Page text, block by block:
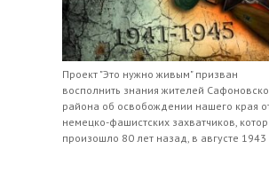
Проект "Это нужно живым" призван
восполнить знания жителей
района об освобождении нашего края
немецко-фашистских захватчиков,
произошло 80 лет назад, в августе 1943